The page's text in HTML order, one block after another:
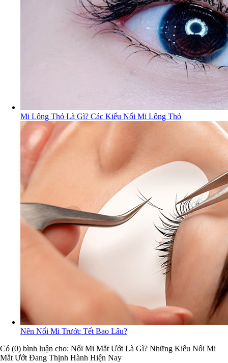
Mi Lông Thỏ Là Gì? Các Kiểu Nối Mi Lông Thỏ
Nên Nối Mi Trước Tết Bao Lâu?
Có (0) bình luận cho: Nối Mi Mắt Ướt Là Gì? Những Kiểu Nối Mi
Mắt Ướt Đang Thịnh Hành Hiện Nay